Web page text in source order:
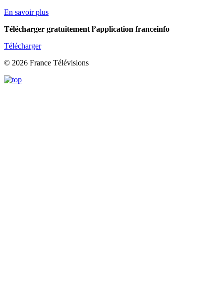
En savoir plus
Télécharger gratuitement l’application franceinfo
Télécharger
© 2026 France Télévisions